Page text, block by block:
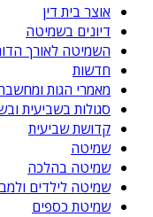
אוצר בית דין
דיונים בשמיטה
השמיטה לאורך
חדשות
מאמרי הגות
סגולות בשביעית
קדושת שביעית
שמיטה
שמיטה בהלכה
שמיטה לילדים
שמיטת כספים